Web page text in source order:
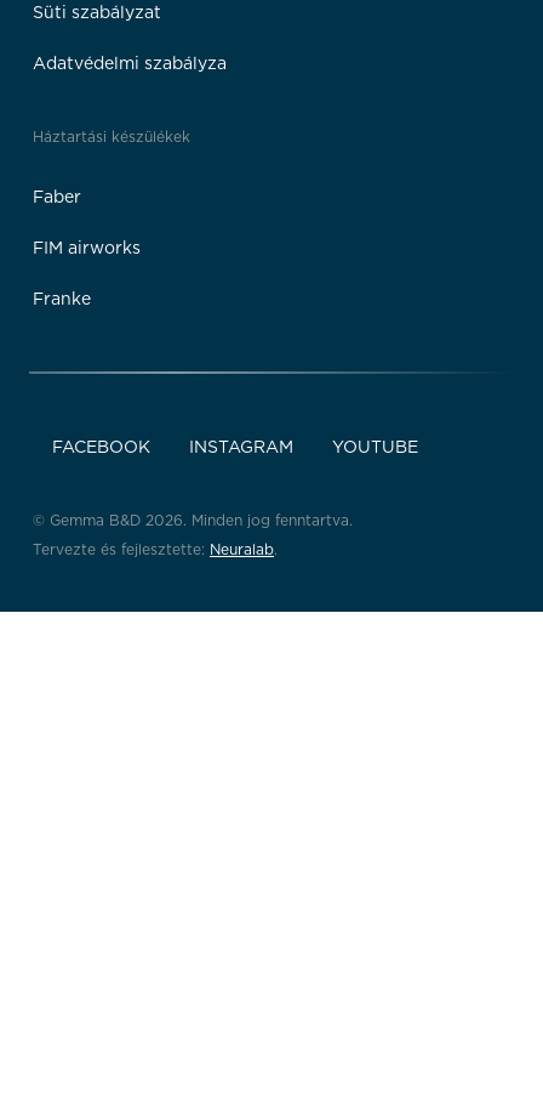
Süti szabályzat
Adatvédelmi szabályza
Háztartási készülékek
Faber
FIM airworks
Franke
FACEBOOK INSTAGRAM YOUTUBE
© Gemma B&D 2026. Minden jog fenntartva.
Tervezte és fejlesztette: Neuralab.